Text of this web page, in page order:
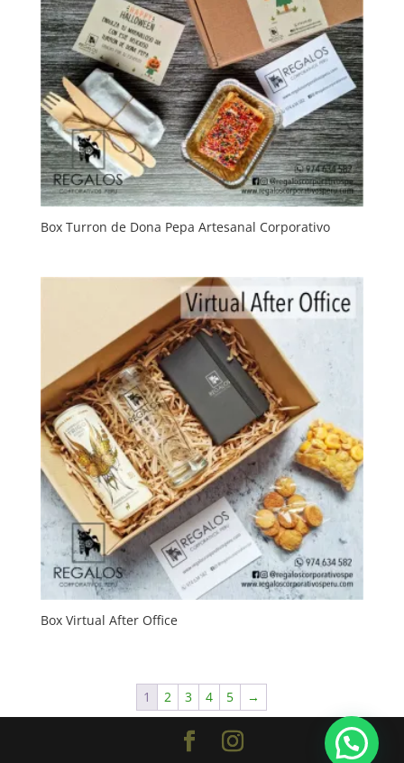
Box Turron de Dona Pepa Artesanal Corporativo
Box Virtual After Office
1 2 3 4 5 →